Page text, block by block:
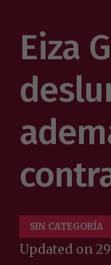
Eiza
SIN CATEGORÍA
Updated on